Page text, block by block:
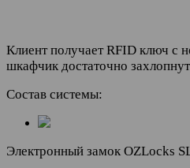
Клиент получает RFID ключ с
шкафчик достаточно
Состав системы:
Электронный замок OZLocks